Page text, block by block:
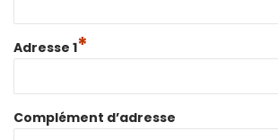
Adresse 1*
Complément d’adresse